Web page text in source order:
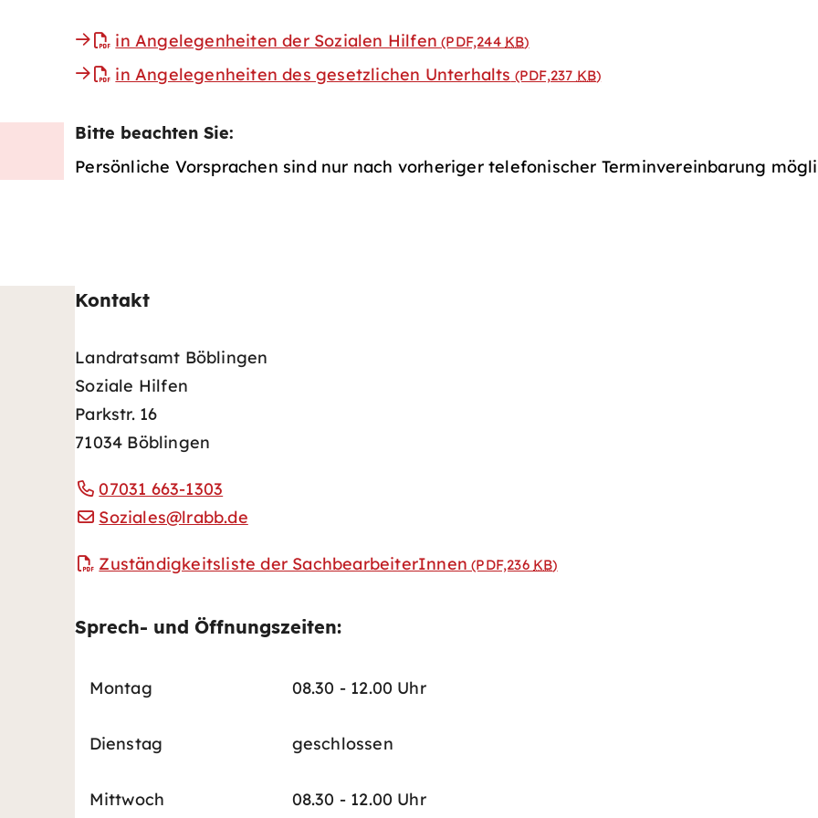
in Angelegenheiten der Sozialen Hilfen (PDF,244 KB)
in Angelegenheiten des gesetzlichen Unterhalts (PDF,237 KB)
Bitte beachten Sie:
Persönliche Vorsprachen sind nur nach vorheriger telefonischer Terminvereinbarung
Kontakt
Landratsamt Böblingen
Soziale Hilfen
Parkstr. 16
71034 Böblingen
07031 663-1303
Soziales@lrabb.de
Zuständigkeitsliste der SachbearbeiterInnen (PDF,236 KB)
Sprech- und Öffnungszeiten:
Montag 08.30 - 12.00 Uhr
Dienstag geschlossen
Mittwoch 08.30 - 12.00 Uhr